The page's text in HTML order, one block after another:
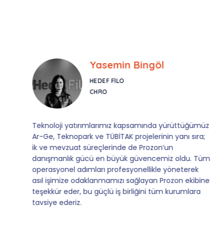
Yasemin Bingöl
HEDEF FILO
CHRO
Teknoloji yatırımlarımız kapsamında yürüttüğümüz
Ar-Ge, Teknopark ve TÜBİTAK projelerinin yanı sıra;
ik ve mevzuat süreçlerinde de Prozon’un
danışmanlık gücü en büyük güvencemiz oldu. Tüm
operasyonel adımları profesyonellikle yöneterek
asıl işimize odaklanmamızı sağlayan Prozon ekibine
teşekkür eder, bu güçlü iş birliğini tüm kurumlara
tavsiye ederiz.